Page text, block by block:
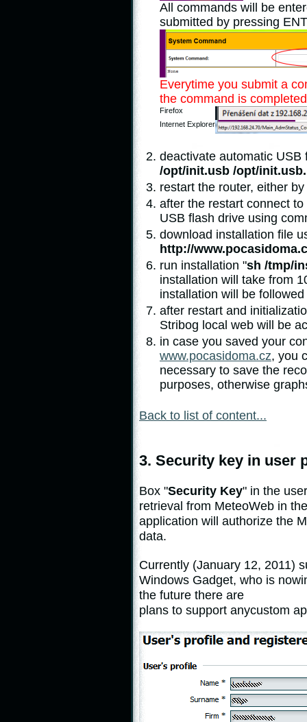
All commands will be
submitted by pressing
Everytime you submit a
the command is
Firefox
Internet Explorer
deactivate automatic
/opt/init.usb /opt/
restart the router, either
after the restart connect
USB flash drive using
download installation file
http://
run installation "sh /tmp/
installation will take from
installation will be
after restart and
Stribog local web will be
in case you saved your
www.pocasidoma.cz, you
necessary to save the
purposes, otherwise
Back to list of content...
3. Security key in user
Box "Security Key" in the
retrieval from MeteoWeb in
application will authorize the
data.
Currently (January 12, 2011)
Windows Gadget, who is now
the future there are
plans to support anycustom